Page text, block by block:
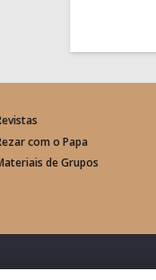
com o Papa
de Grupos